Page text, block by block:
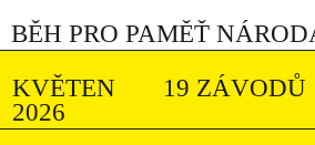
BĚH PRO PAMĚŤ
KVĚTEN
2026
19 ZÁVODŮ